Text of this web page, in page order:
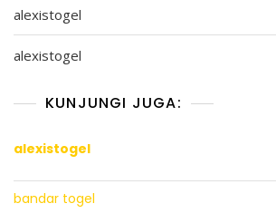
alexistogel
alexistogel
KUNJUNGI JUGA:
alexistogel
bandar togel